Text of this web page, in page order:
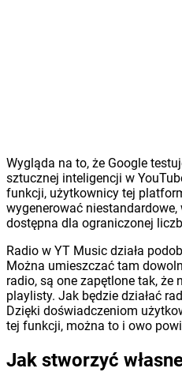
Wygląda na to, że Google
sztucznej inteligencji w
funkcji, użytkownicy tej
wygenerować niestandardowe,
dostępna dla ograniczonej
Radio w YT Music działa
Można umieszczać tam
radio, są one zapętlone tak, że
playlisty. Jak będzie działać
Dzięki doświadczeniom
tej funkcji, można to i owo
Jak stworzyć